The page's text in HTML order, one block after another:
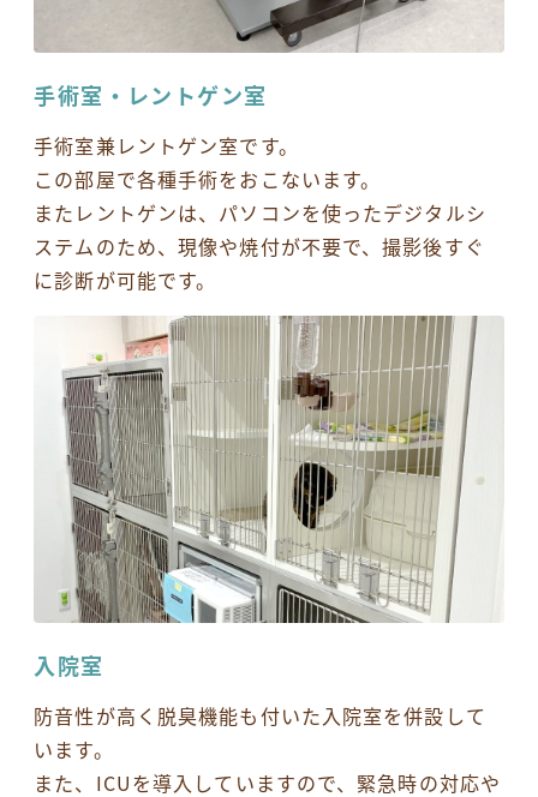
手術室・レントゲン室
手術室兼レントゲン室です。
この部屋で各種手術をおこないます。
またレントゲンは、パソコンを使ったデジタルシ
ステムのため、現像や焼付が不要で、撮影後すぐ
に診断が可能です。
入院室
防⾳性が高く脱臭機能も付いた⼊院室を併設して
います。
また、ICUを導入していますので、緊急時の対応や